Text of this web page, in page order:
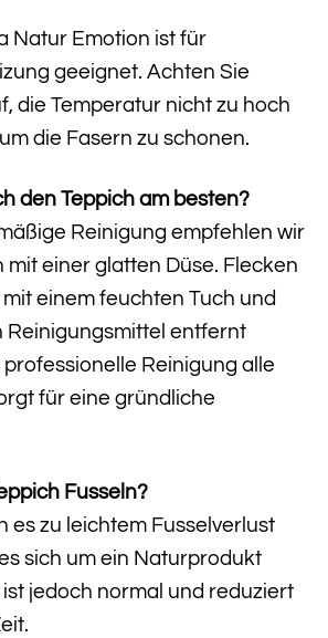
Natur Emotion ist für
geeignet. Achten Sie
die Temperatur nicht zu hoch
die Fasern zu schonen.
den Teppich am besten?
Reinigung empfehlen wir
mit einer glatten Düse. Flecken
einem feuchten Tuch und
Reinigungsmittel entfernt
Reinigung alle
für eine gründliche
Fusseln?
es zu leichtem Fusselverlust
sich um ein Naturprodukt
ist jedoch normal und reduziert